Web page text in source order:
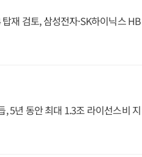
재 검토, 삼성전자·SK하이닉스 HB
5년 동안 최대 1.3조 라이선스비 지